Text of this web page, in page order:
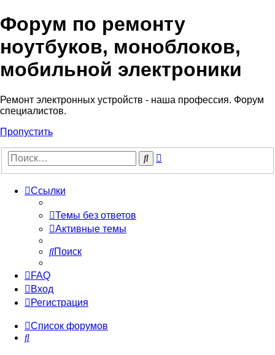
Регистрация
Форум по ремонту
ноутбуков, моноблоков,
мобильной электроники
Ремонт электронных устройств - наша профессия. Форум
специалистов.
Пропустить
Поиск
Ссылки
Темы без ответов
Активные темы
Поиск
FAQ
Вход
Регистрация
Список форумов
Поиск